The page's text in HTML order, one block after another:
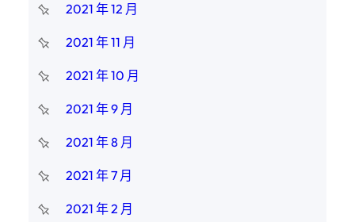
2021 年 12 月
2021 年 11 月
2021 年 10 月
2021 年 9 月
2021 年 8 月
2021 年 7 月
2021 年 2 月